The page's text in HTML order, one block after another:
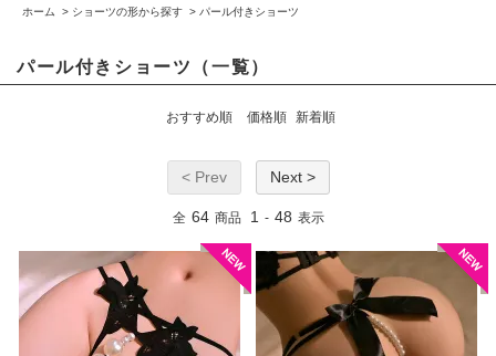
ホーム > ショーツの形から探す > パール付きショーツ
パール付きショーツ（一覧）
おすすめ順 価格順 新着順
< Prev Next >
全 64 商品 1 - 48 表示